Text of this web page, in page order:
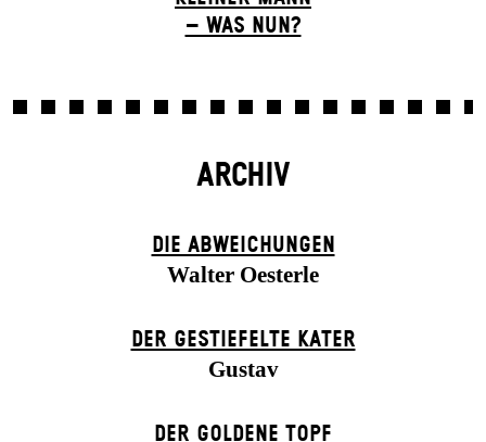
– WAS NUN?
ARCHIV
DIE ABWEICHUNGEN
Walter Oesterle
DER GESTIEFELTE KATER
Gustav
DER GOLDENE TOPF